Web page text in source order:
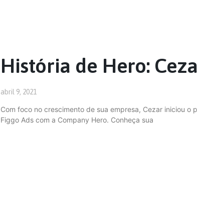
História de Hero:
abril 9, 2021
Com foco no crescimento de sua empresa, Cezar iniciou o
Figgo Ads com a Company Hero. Conheça sua